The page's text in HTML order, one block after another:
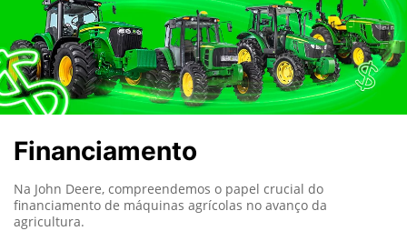
Financiamento
Na John Deere, compreendemos o papel crucial do
financiamento de máquinas agrícolas no avanço da
agricultura.